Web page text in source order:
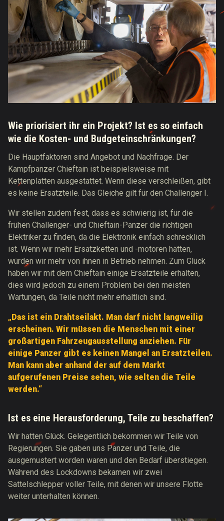
Wie priorisiert ihr ein Projekt? Ist es so einfach
wie die Kosten- und Budgeteinschränkungen?
Die Hauptfaktoren sind Angebot und Nachfrage. Der
Kampfpanzer Chieftain ist beispielsweise mit
Kettenplatten ausgestattet. Wenn diese verschleißen, gibt
es keine Ersatzteile. Das Gleiche gilt für den Challenger I.
Wir stellen zudem fest, dass es schwierig ist, für die
frühen Challenger- und Chieftain-Panzer die richtigen
Elektriker zu finden, da die Elektronik einfach schrecklich
ist. Wenn wir mehr Ersatzketten und -motoren hätten,
würden wir mehr von ihnen in Betrieb nehmen. Zum Glück
haben wir mit dem Chieftain einige Ersatzteile erhalten,
dies wird jedoch zu einem Problem bei den meisten
Wartungen, da Teile nicht mehr erhältlich sind.
„Das ist ein Drahtseilakt. Man darf nicht langweilig
erscheinen. Wir müssen die Menschen mit einer
großartigen Fahrzeugausstellung anziehen. Für
einige Panzer gibt es keinen Mangel an Ersatzteilen.
Man kann aber anhand der auf dem Markt
aufgerufenen Preise sehen, wie selten die Teile
werden.“
Ist es eine Herausforderung, Teile zu beschaffen?
Wir hatten Glück. Gelegentlich bekommen wir Teile von
Regierungen. Sie gaben uns Panzer und Teile, die
ausgemustert worden waren und den Bedarf überstiegen.
Während des Lockdowns bekamen wir zwei
Sattelschlepper voller Teile, mit denen wir unsere Flotte
weiter unterhalten können.